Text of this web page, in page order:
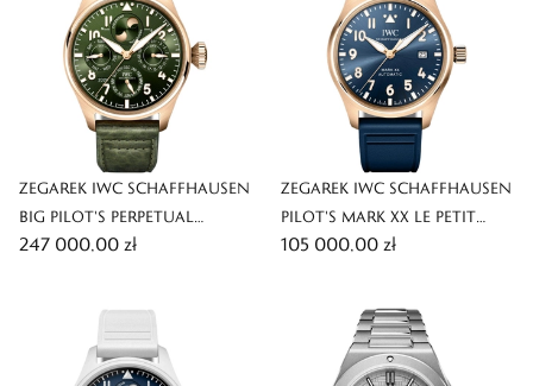
ZEGAREK IWC SCHAFFHAUSEN
BIG PILOT'S PERPETUAL
CALENDAR PROSET
247 000,00 zł
ZEGAREK IWC SCHAFFHAUSEN
PILOT'S MARK XX LE PETIT
PRINCE
105 000,00 zł